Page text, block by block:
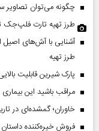
چگونه می‌توان
طرز تهیه تارت فلپ‌جک
آشنایی با آش‌های اصیل
طرز تهیه
پارک شیرین قابلیت‌
مراقب باشید این
خاوران؛ گمشده‌ای در
فروش خیره‌کننده داستان اسباب‌بازی ۵؛ بزرگ‌ترین